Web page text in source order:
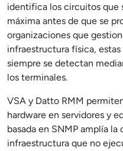
identifica los circuitos que
máxima antes de que se
organizaciones que
infraestructura física,
siempre se detectan
los terminales.
VSA y Datto RMM
hardware en servidores y
basada en SNMP amplía
infraestructura que no